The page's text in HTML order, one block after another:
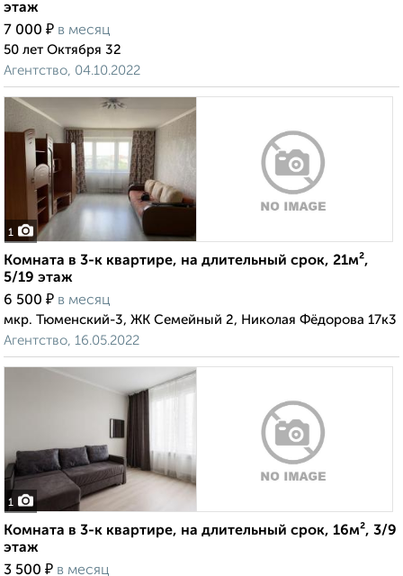
этаж
7 000 ₽ в месяц
50 лет Октября 32
Агентство, 04.10.2022
1
Комната в 3-к квартире, на длительный срок, 21м²,
5/19 этаж
6 500 ₽ в месяц
мкр. Тюменский-3, ЖК Семейный 2, Николая Фёдорова 17к3
Агентство, 16.05.2022
1
Комната в 3-к квартире, на длительный срок, 16м², 3/9
этаж
3 500 ₽ в месяц